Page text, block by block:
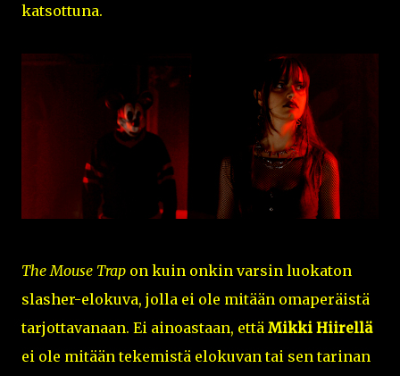
katsottuna.
The Mouse Trap on kuin onkin varsin luokaton
slasher-elokuva, jolla ei ole mitään omaperäistä
tarjottavanaan. Ei ainoastaan, että Mikki Hiirellä
ei ole mitään tekemistä elokuvan tai sen tarinan